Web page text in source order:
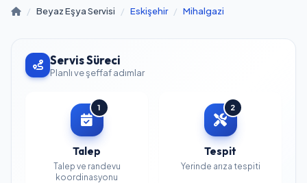
/ Beyaz Eşya Servisi / Eskişehir / Mihalgazi
Servis Süreci
Planlı ve şeffaf adımlar
1
Talep
Talep ve randevu
koordinasyonu
2
Tespit
Yerinde arıza tespiti